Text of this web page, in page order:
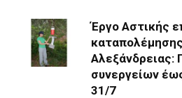
Έργο Αστικής
Αλεξάνδρειας:
συνεργείων
31/7